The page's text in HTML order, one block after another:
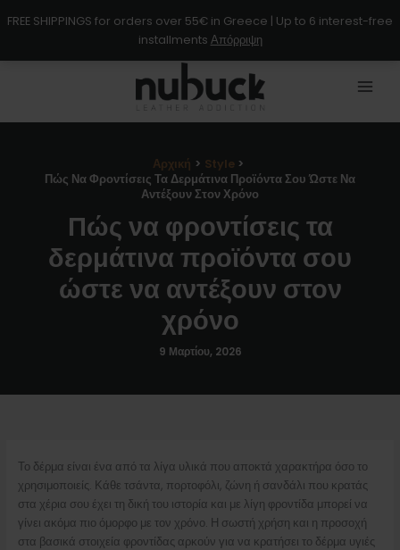
FREE SHIPPINGS for orders over 55€ in Greece | Up to 6 interest-free
installments Απόρριψη
στο
Αρχική
Style
Πώς Να Φροντίσεις Τα Δερμάτινα Προϊόντα Σου Ώστε Να
Αντέξουν Στον Χρόνο
Πώς να φροντίσεις τα
δερμάτινα προϊόντα σου
ώστε να αντέξουν στον
χρόνο
9 Μαρτίου, 2026
Το δέρμα είναι ένα από τα λίγα υλικά που αποκτά χαρακτήρα όσο το
χρησιμοποιείς. Κάθε τσάντα, πορτοφόλι, ζώνη ή σανδάλι που κρατάς
στα χέρια σου έχει τη δική του ιστορία και με λίγη φροντίδα μπορεί να
γίνει ακόμα πιο όμορφο με τον χρόνο. Η σωστή χρήση και η προσοχή
στα βασικά στοιχεία φροντίδας αρκούν για να κρατήσει το δέρμα υγιές